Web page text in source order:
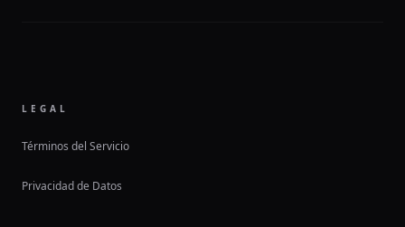
LEGAL
Términos del Servicio
Privacidad de Datos